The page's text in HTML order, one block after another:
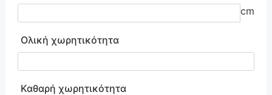
cm
Ολική χωρητικότητα
Καθαρή χωρητικότητα